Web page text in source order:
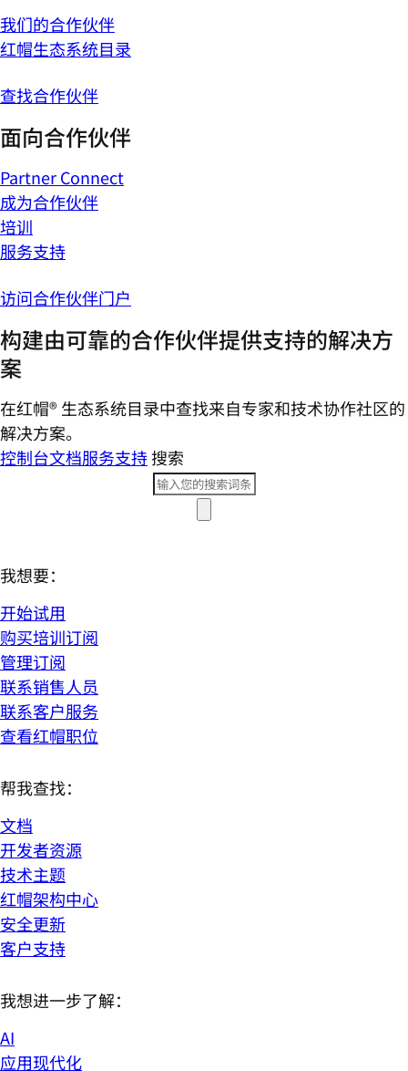
我们的合作伙伴
红帽生态系统目录
查找合作伙伴
面向合作伙伴
Partner Connect
成为合作伙伴
培训
服务支持
访问合作伙伴门户
构建由可靠的合作伙伴提供支持的解决方
案
在红帽® 生态系统目录中查找来自专家和技术协作社区的
解决方案。
控制台文档服务支持搜索
我想要：
开始试用
购买培训订阅
管理订阅
联系销售人员
联系客户服务
查看红帽职位
帮我查找：
文档
开发者资源
技术主题
红帽架构中心
安全更新
客户支持
我想进一步了解：
AI
应用现代化